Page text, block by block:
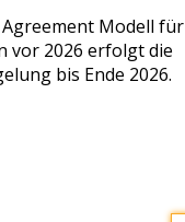
Agreement Modell für
vor 2026 erfolgt die
bis Ende 2026.